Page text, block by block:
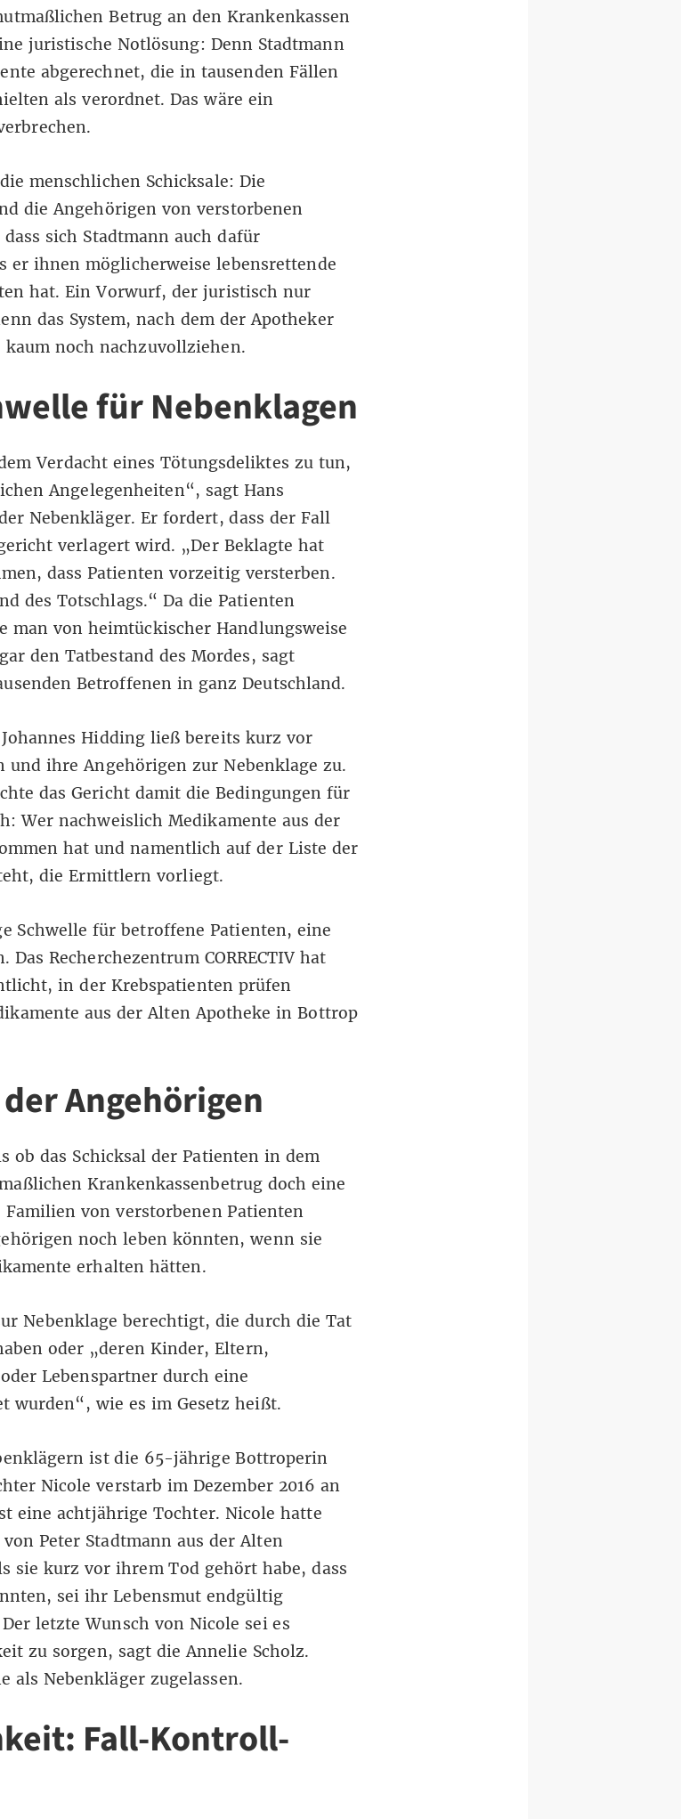
Betrug an den Krankenkassen
juristische Notlösung: Denn Stadtmann
abgerechnet, die in tausenden Fällen
als verordnet. Das wäre ein
menschlichen Schicksale: Die
die Angehörigen von verstorbenen
sich Stadtmann auch dafür
er ihnen möglicherweise lebensrettende
hat. Ein Vorwurf, der juristisch nur
das System, nach dem der Apotheker
noch nachzuvollziehen.
für Nebenklagen
Verdacht eines Tötungsdeliktes zu tun,
Angelegenheiten“, sagt Hans
Nebenkläger. Er fordert, dass der Fall
verlagert wird. „Der Beklagte hat
dass Patienten vorzeitig versterben.
des Totschlags.“ Da die Patienten
man von heimtückischer Handlungsweise
den Tatbestand des Mordes, sagt
Betroffenen in ganz Deutschland.
Hidding ließ bereits kurz vor
und ihre Angehörigen zur Nebenklage zu.
das Gericht damit die Bedingungen für
Wer nachweislich Medikamente aus der
hat und namentlich auf der Liste der
die Ermittlern vorliegt.
Schwelle für betroffene Patienten, eine
Das Recherchezentrum CORRECTIV hat
in der Krebspatienten prüfen
aus der Alten Apotheke in Bottrop
Angehörigen
ob das Schicksal der Patienten in dem
Krankenkassenbetrug doch eine
von verstorbenen Patienten
noch leben könnten, wenn sie
erhalten hätten.
Nebenklage berechtigt, die durch die Tat
oder „deren Kinder, Eltern,
Lebenspartner durch eine
wurden“, wie es im Gesetz heißt.
ist die 65-jährige Bottroperin
Nicole verstarb im Dezember 2016 an
eine achtjährige Tochter. Nicole hatte
Peter Stadtmann aus der Alten
sie kurz vor ihrem Tod gehört habe, dass
sei ihr Lebensmut endgültig
letzte Wunsch von Nicole sei es
zu sorgen, sagt die Annelie Scholz.
als Nebenkläger zugelassen.
Fall-Kontroll-